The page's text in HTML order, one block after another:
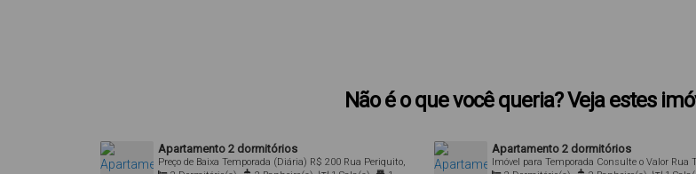
Não é o que você queria? Veja estes
Apartamento 2 dormitórios
R$ 200
Preço de Baixa Temporada (Diária)
Rua Periquito,
Apartamento 2 dormitórios
Consulte o Valor
Imóvel para Temporada
Rua